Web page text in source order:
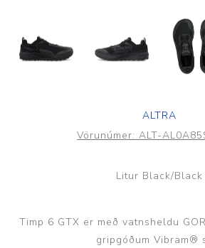
ALTRA
Vörunúmer: ALT-
Litur Black/Black
Timp 6 GTX er með vatnsheldu
gripgóðum Vibram®